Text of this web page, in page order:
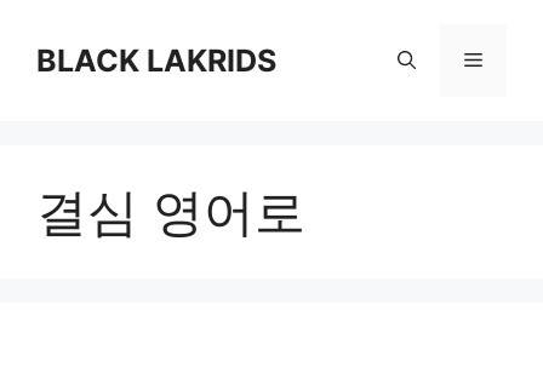
BLACK LAKRIDS 메
결심 영어로